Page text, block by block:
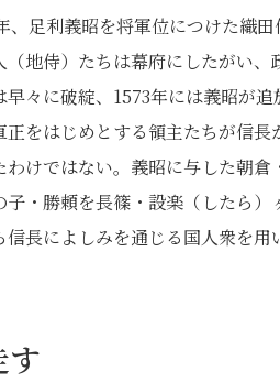
、足利義昭を将軍位につけた織
（地侍）たちは幕府にしたがい
早々に破綻、1573年には義昭が
正をはじめとする領主たちが信
けではない。義昭に与した朝
子・勝頼を長篠・設楽（したら
信長によしみを通じる国人衆を
す